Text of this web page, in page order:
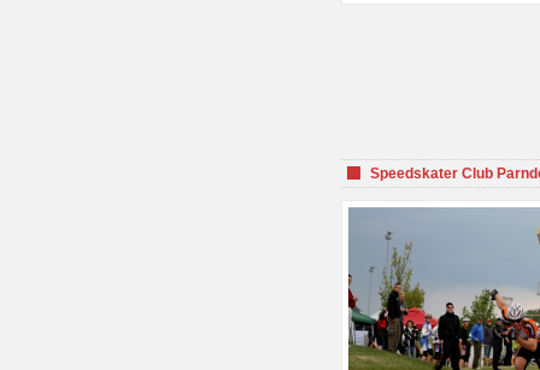
Speedskater Club